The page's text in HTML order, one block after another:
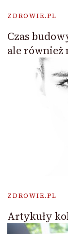
ZDROWIE.PL
Czas
ale również
ZDROWIE.PL
Artykuły